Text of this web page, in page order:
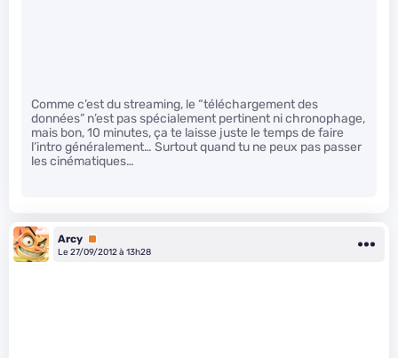
Comme c’est du streaming, le “téléchargement des
données” n’est pas spécialement pertinent ni chronophage,
mais bon, 10 minutes, ça te laisse juste le temps de faire
l’intro généralement… Surtout quand tu ne peux pas passer
les cinématiques…
Arcy Premium
Le 27/09/2012 à 13h28